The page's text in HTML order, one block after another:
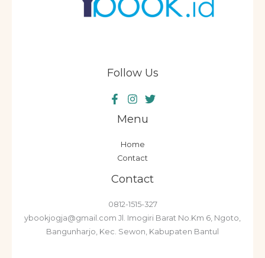
Follow Us
Menu
Home
Contact
Contact
0812-1515-327
ybookjogja@gmail.com Jl. Imogiri Barat No.Km 6, Ngoto,
Bangunharjo, Kec. Sewon, Kabupaten Bantul